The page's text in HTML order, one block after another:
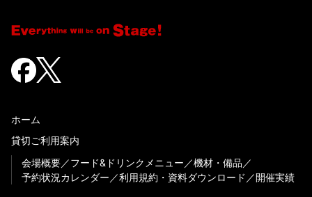
ホーム
貸切ご利用案内
会場概要
フード&ドリンクメニュー
機材・備品
予約状況カレンダー
利用規約・資料ダウンロード 開催実績